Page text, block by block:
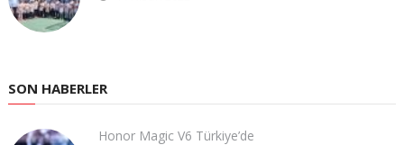
SON HABERLER
Honor Magic V6 Türkiye’de